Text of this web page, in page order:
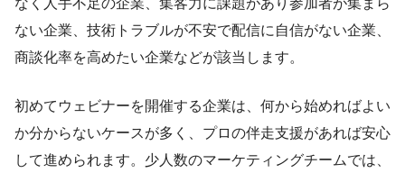
ない企業、技術トラブルが不安で配信に自信がない企業、
商談化率を高めたい企業などが該当します。
初めてウェビナーを開催する企業は、何から始めればよい
か分からないケースが多く、プロの伴走支援があれば安心
して進められます。少人数のマーケティングチームでは、